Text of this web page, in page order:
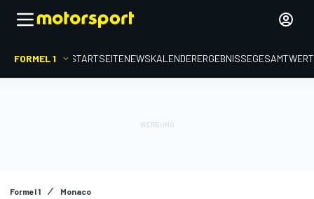
FORMEL 1 STARTSEITENEWSKALENDERERGEBNISSE
Formel 1 Monaco